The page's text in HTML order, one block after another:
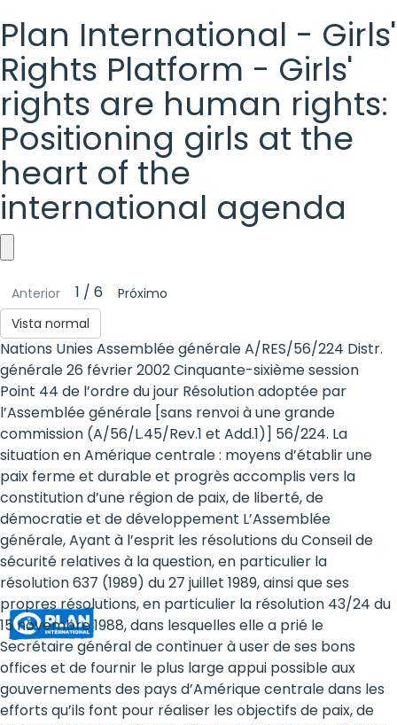
Plan International - Girls'
Rights Platform - Girls'
rights are human rights:
Positioning girls at the
heart of the
international agenda
Plan
International
-
Girls'
Rights
Platform
-
Girls'
rights
are
human
rights:
Positioning
Anterior 1 / 6
Próximo
Vista normal
Nations Unies Assemblée générale A/RES/56/224 Distr.
générale 26 février 2002 Cinquante-sixième session
Point 44 de l’ordre du jour Résolution adoptée par
l’Assemblée générale [sans renvoi à une grande
commission (A/56/L.45/Rev.1 et Add.1)] 56/224. La
situation en Amérique centrale : moyens d’établir une
paix ferme et durable et progrès accomplis vers la
constitution d’une région de paix, de liberté, de
démocratie et de développement L’Assemblée
générale, Ayant à l’esprit les résolutions du Conseil de
sécurité relatives à la question, en particulier la
résolution 637 (1989) du 27 juillet 1989, ainsi que ses
propres résolutions, en particulier la résolution 43/24 du
15 novembre 1988, dans lesquelles elle a prié le
Secrétaire général de continuer à user de ses bons
offices et de fournir le plus large appui possible aux
gouvernements des pays d’Amérique centrale dans les
efforts qu’ils font pour réaliser les objectifs de paix, de